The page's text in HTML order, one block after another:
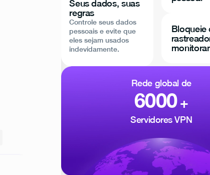
Seus dados, suas
regras
Controle seus dados
pessoais e evite que
eles sejam usados
indevidamente.
Bloqueie
Rede global de
6000+
Servidores VPN